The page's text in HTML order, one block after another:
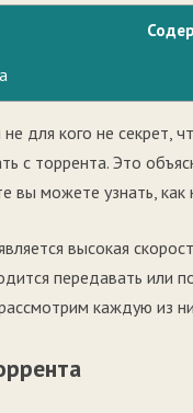
не для кого не
с торрента. Это
вы можете узнать, как
высокая
передавать или
каждую из